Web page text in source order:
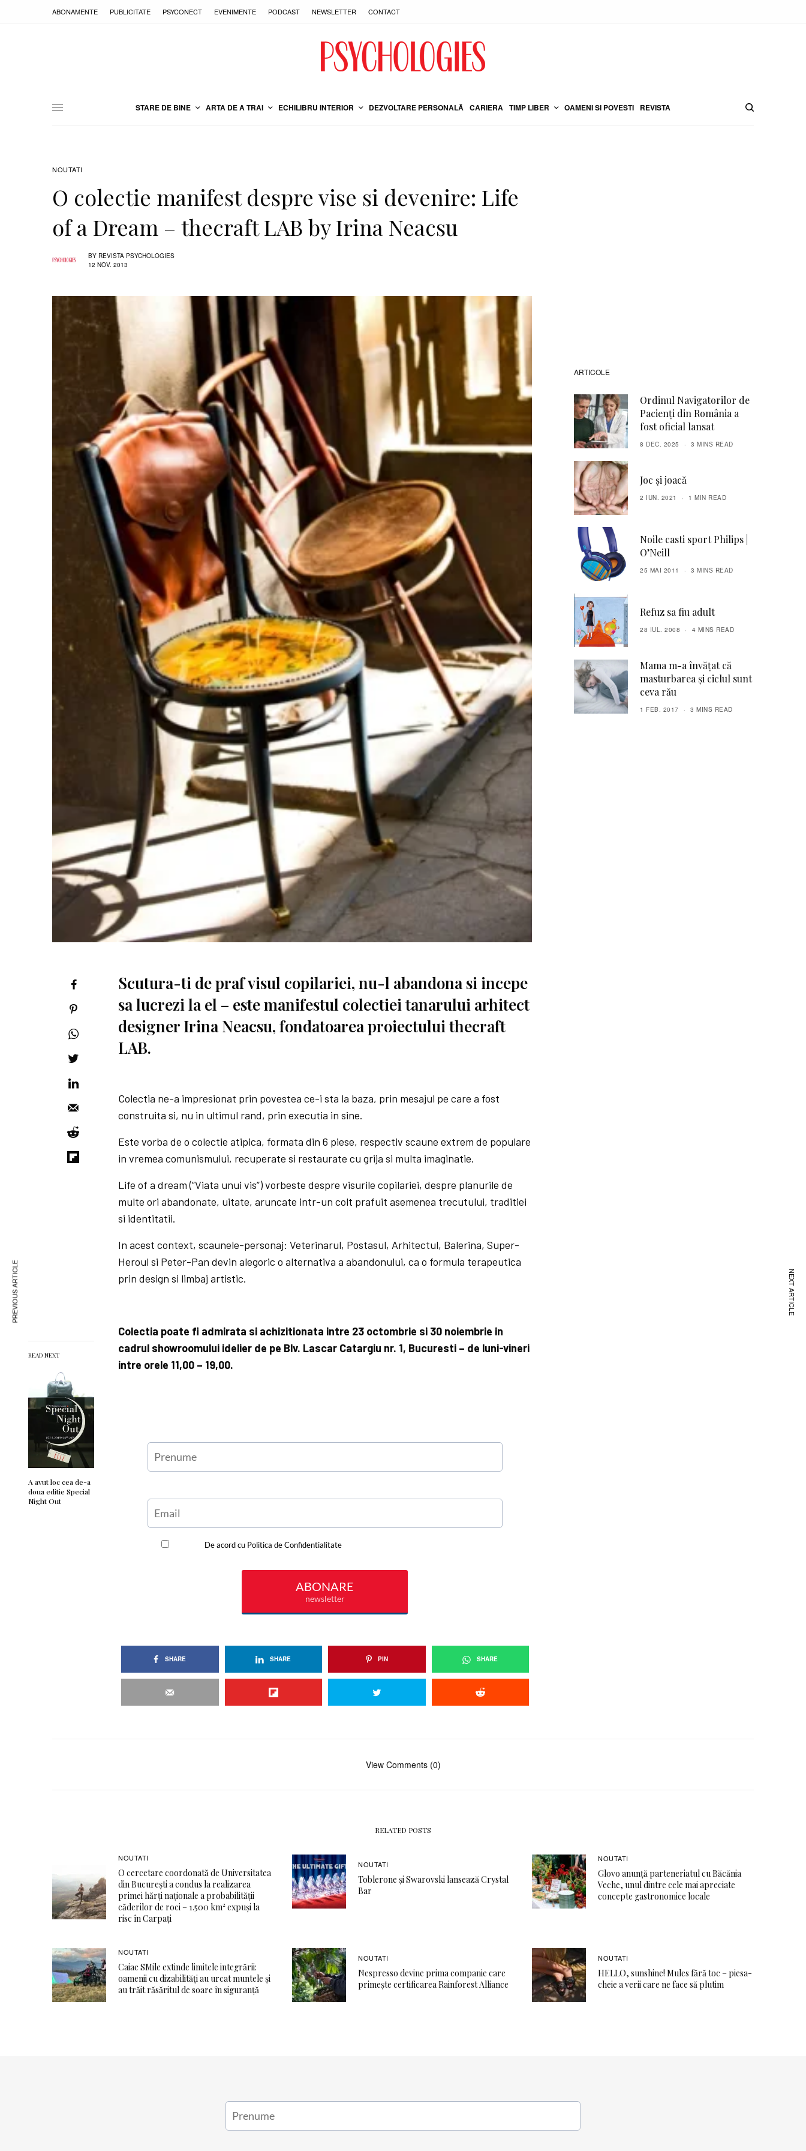
ABONAMENTE PUBLICITATE PSYCONECT EVENIMENTE PODCAST NEWSLETTER CONTACT
STARE DE BINE ARTA DE A TRAI ECHILIBRU INTERIOR DEZVOLTARE PERSONALĂ CARIERA TIMP LIBER OAMENI SI POVESTI REVISTA
NOUTATI
O colectie manifest despre vise si devenire: Life
of a Dream – thecraft LAB by Irina Neacsu
BY REVISTA PSYCHOLOGIES
12 NOV. 2013
READ NEXT
A avut loc cea de-a
doua editie Special
Night Out
Scutura-ti de praf visul copilariei, nu-l abandona si incepe
sa lucrezi la el – este manifestul colectiei tanarului arhitect
designer Irina Neacsu, fondatoarea proiectului thecraft
LAB.
Colectia ne-a impresionat prin povestea ce-i sta la baza, prin mesajul pe care a fost
construita si, nu in ultimul rand, prin executia in sine.
Este vorba de o colectie atipica, formata din 6 piese, respectiv scaune extrem de populare
in vremea comunismului, recuperate si restaurate cu grija si multa imaginatie.
Life of a dream (”Viata unui vis”) vorbeste despre visurile copilariei, despre planurile de
multe ori abandonate, uitate, aruncate intr-un colt prafuit asemenea trecutului, traditiei
si identitatii.
In acest context, scaunele-personaj: Veterinarul, Postasul, Arhitectul, Balerina, Super-
Heroul si Peter-Pan devin alegoric o alternativa a abandonului, ca o formula terapeutica
prin design si limbaj artistic.
Colectia poate fi admirata si achizitionata intre 23 octombrie si 30 noiembrie in
cadrul showroomului idelier de pe Blv. Lascar Catargiu nr. 1, Bucuresti – de luni-vineri
intre orele 11,00 – 19,00.
SHARE SHARE PIN SHARE
ARTICOLE
Ordinul Navigatorilor de
Pacienți din România a
fost oficial lansat
8 DEC. 2025 3 MINS READ
Joc și joacă
2 IUN. 2021 1 MIN READ
Noile casti sport Philips |
O’Neill
25 MAI 2011 3 MINS READ
Refuz sa fiu adult
28 IUL. 2008 4 MINS READ
Mama m-a învățat că
masturbarea și ciclul sunt
ceva rău
1 FEB. 2017 3 MINS READ
PREVIOUS ARTICLE NEXT ARTICLE
View Comments (0)
RELATED POSTS
NOUTATI
O cercetare coordonată de Universitatea
din București a condus la realizarea
primei hărți naționale a probabilității
căderilor de roci – 1.500 km² expuși la
risc în Carpați
NOUTATI
Toblerone și Swarovski lansează Crystal
Bar
NOUTATI
Glovo anunță parteneriatul cu Băcănia
Veche, unul dintre cele mai apreciate
concepte gastronomice locale
NOUTATI
Caiac SMile extinde limitele integrării:
oamenii cu dizabilități au urcat muntele și
au trăit răsăritul de soare în siguranță
NOUTATI
Nespresso devine prima companie care
primește certificarea Rainforest Alliance
NOUTATI
HELLO, sunshine! Mules fără toc – piesa-
cheie a verii care ne face să plutim